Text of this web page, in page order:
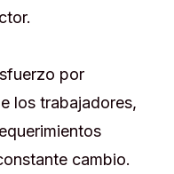
por
los trabajadores,
cambio.